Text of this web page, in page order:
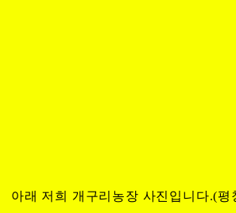
아래 저희 개구리농장 사진입니다.(평